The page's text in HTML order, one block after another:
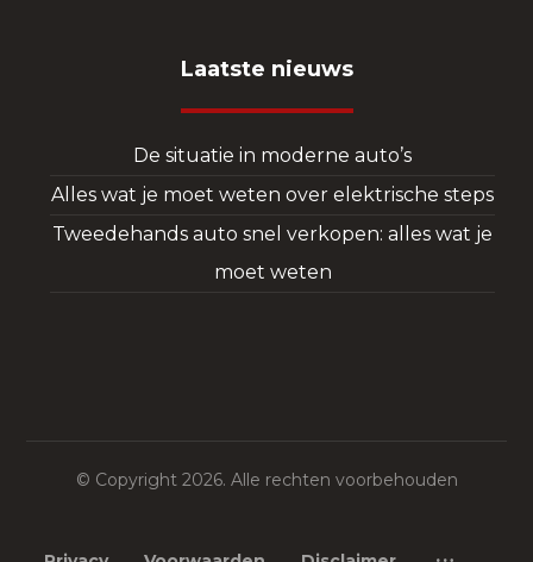
Laatste nieuws
De situatie in moderne auto’s
Alles wat je moet weten over elektrische steps
Tweedehands auto snel verkopen: alles wat je
moet weten
© Copyright 2026. Alle rechten voorbehouden